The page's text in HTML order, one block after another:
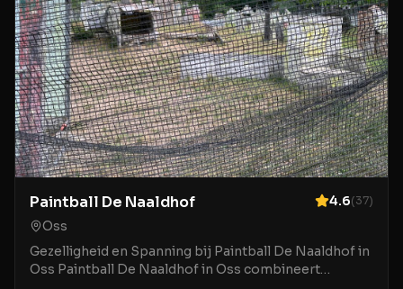
Paintball De Naaldhof 4.6(37)
Oss
Gezelligheid en Spanning bij Paintball De Naaldhof in
Oss Paintball De Naaldhof in Oss combineert